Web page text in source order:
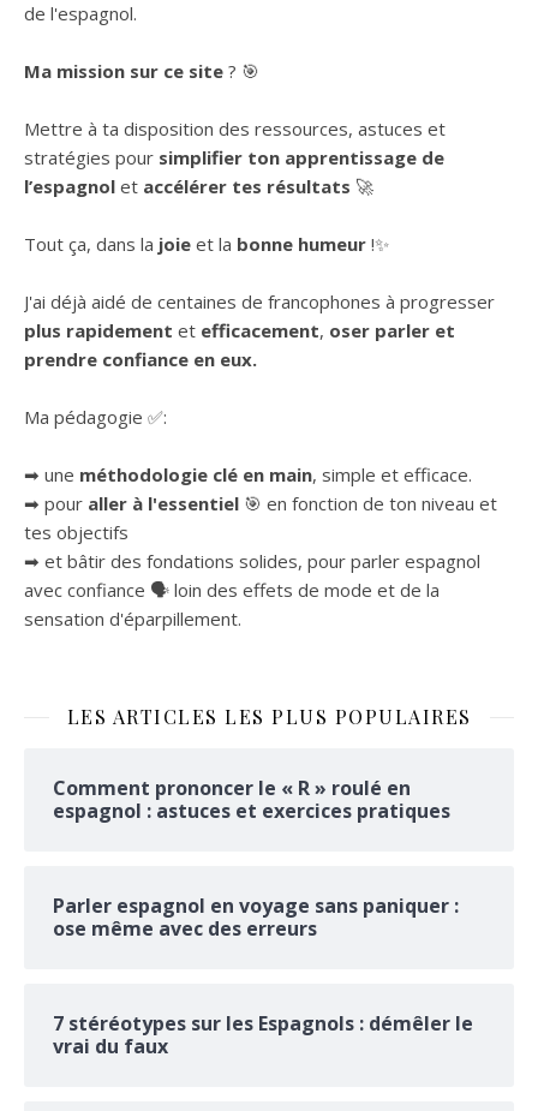
de l'espagnol.
Ma mission sur ce site ? 🎯
Mettre à ta disposition des ressources, astuces et
stratégies pour simplifier ton apprentissage de
l’espagnol et accélérer tes résultats 🚀
Tout ça, dans la joie et la bonne humeur !✨
J'ai déjà aidé de centaines de francophones à progresser
plus rapidement et efficacement, oser parler et
prendre confiance en eux.
Ma pédagogie ✅:
➡ une méthodologie clé en main, simple et efficace.
➡ pour aller à l'essentiel 🎯 en fonction de ton niveau et
tes objectifs
➡ et bâtir des fondations solides, pour parler espagnol
avec confiance 🗣 loin des effets de mode et de la
sensation d'éparpillement.
LES ARTICLES LES PLUS POPULAIRES
Comment prononcer le « R » roulé en
espagnol : astuces et exercices pratiques
Parler espagnol en voyage sans paniquer :
ose même avec des erreurs
7 stéréotypes sur les Espagnols : démêler le
vrai du faux